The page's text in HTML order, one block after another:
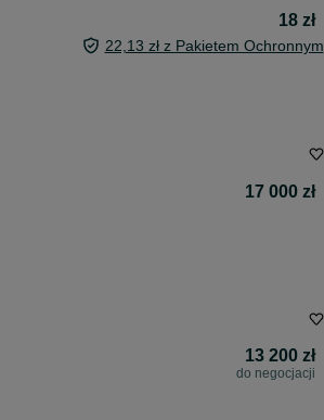
18 zł
22,13 zł z Pakietem Ochronnym
17 000 zł
13 200 zł
do negocjacji